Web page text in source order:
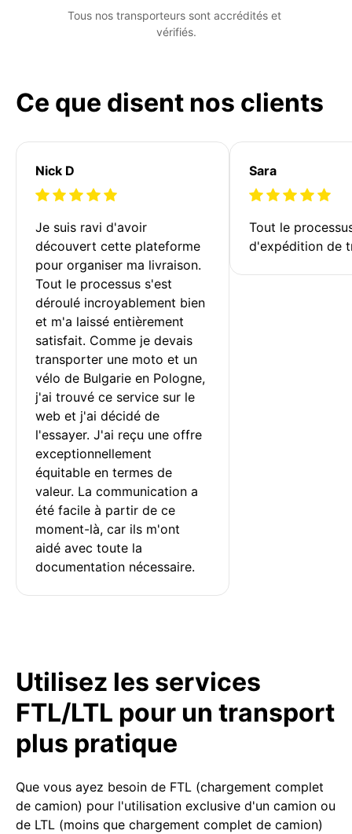
Tous nos transporteurs sont accrédités et
vérifiés.
Ce que disent nos clients
Nick D
Je suis ravi d'avoir
découvert cette plateforme
pour organiser ma livraison.
Tout le processus s'est
déroulé incroyablement bien
et m'a laissé entièrement
satisfait. Comme je devais
transporter une moto et un
vélo de Bulgarie en Pologne,
j'ai trouvé ce service sur le
web et j'ai décidé de
l'essayer. J'ai reçu une offre
exceptionnellement
équitable en termes de
valeur. La communication a
été facile à partir de ce
moment-là, car ils m'ont
aidé avec toute la
documentation nécessaire.
Sara
Tout le
d'expédition de
Utilisez les services
FTL/LTL pour un transport
plus pratique
Que vous ayez besoin de FTL (chargement complet
de camion) pour l'utilisation exclusive d'un camion ou
de LTL (moins que chargement complet de camion)